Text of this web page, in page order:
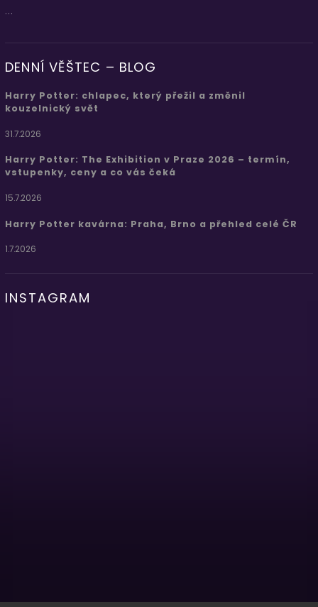
...
DENNÍ VĚŠTEC – BLOG
Harry Potter: chlapec, který přežil a změnil
kouzelnický svět
31.7.2026
Harry Potter: The Exhibition v Praze 2026 – termín,
vstupenky, ceny a co vás čeká
15.7.2026
Harry Potter kavárna: Praha, Brno a přehled celé ČR
1.7.2026
INSTAGRAM